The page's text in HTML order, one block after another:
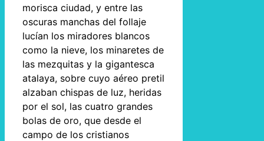
morisca ciudad, y entre las
oscuras manchas del follaje
lucían los miradores blancos
como la nieve, los minaretes de
las mezquitas y la gigantesca
atalaya, sobre cuyo aéreo pretil
alzaban chispas de luz, heridas
por el sol, las cuatro grandes
bolas de oro, que desde el
campo de los cristianos